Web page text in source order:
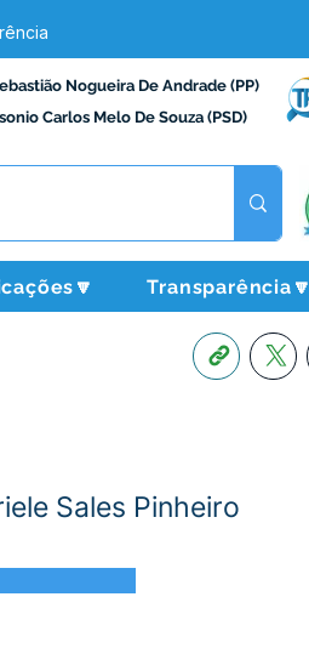
Nogueira De Andrade (PP)
Carlos Melo De Souza (PSD)
Transparência🔽
Sales Pinheiro